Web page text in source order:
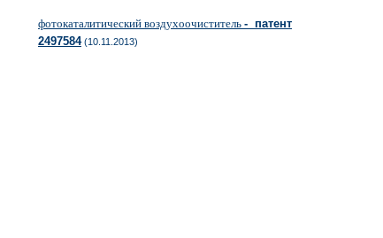
фотокаталитический воздухоочиститель - патент
2497584(10.11.2013)